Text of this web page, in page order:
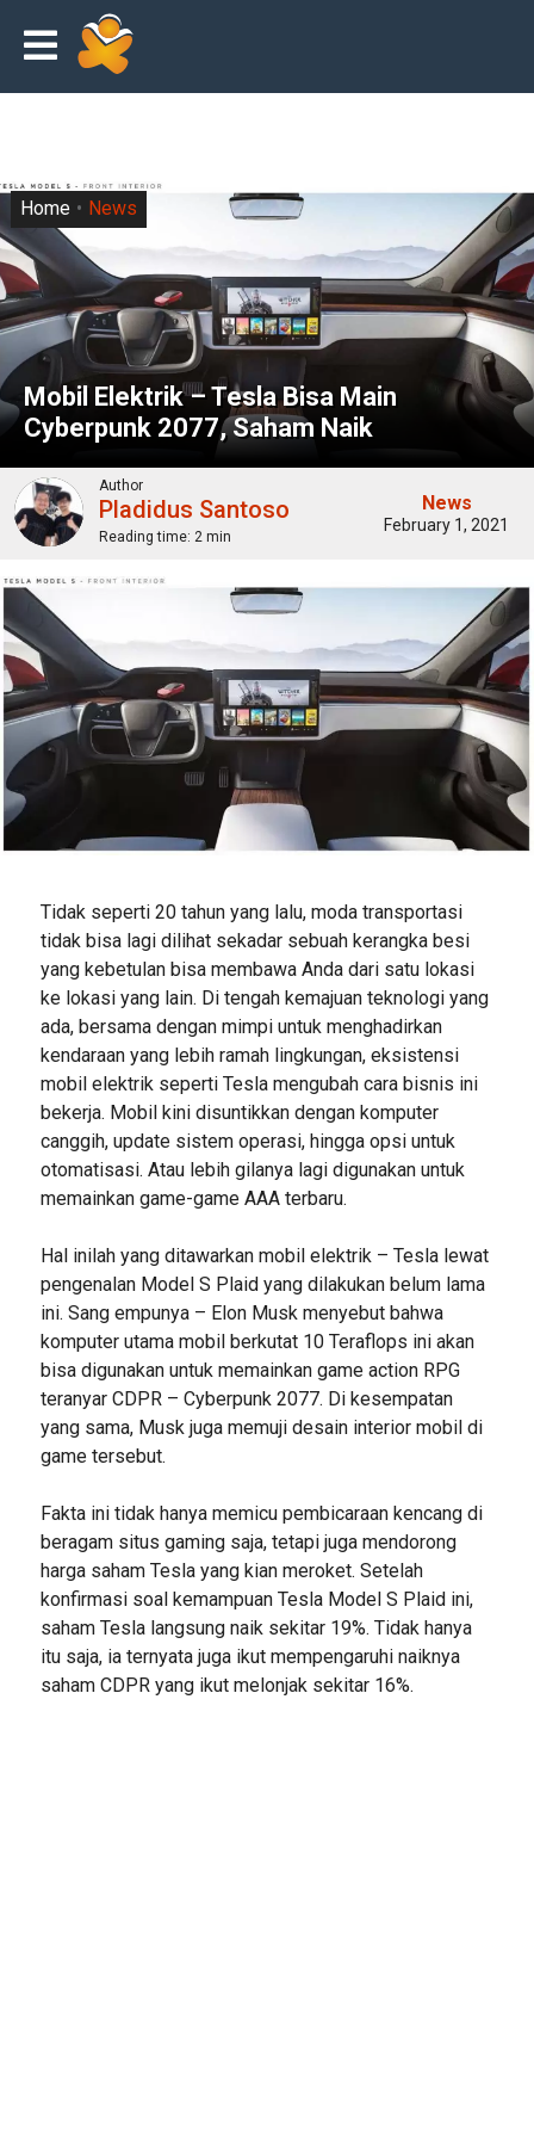
Mobil Elektrik – Tesla Bisa Main
Cyberpunk 2077, Saham Naik
Home News
Author
Pladidus Santoso
Reading time: 2 min
News
February 1, 2021
Tidak seperti 20 tahun yang lalu, moda transportasi
tidak bisa lagi dilihat sekadar sebuah kerangka besi
yang kebetulan bisa membawa Anda dari satu lokasi
ke lokasi yang lain. Di tengah kemajuan teknologi yang
ada, bersama dengan mimpi untuk menghadirkan
kendaraan yang lebih ramah lingkungan, eksistensi
mobil elektrik seperti Tesla mengubah cara bisnis ini
bekerja. Mobil kini disuntikkan dengan komputer
canggih, update sistem operasi, hingga opsi untuk
otomatisasi. Atau lebih gilanya lagi digunakan untuk
memainkan game-game AAA terbaru.
Hal inilah yang ditawarkan mobil elektrik – Tesla lewat
pengenalan Model S Plaid yang dilakukan belum lama
ini. Sang empunya – Elon Musk menyebut bahwa
komputer utama mobil berkutat 10 Teraflops ini akan
bisa digunakan untuk memainkan game action RPG
teranyar CDPR – Cyberpunk 2077. Di kesempatan
yang sama, Musk juga memuji desain interior mobil di
game tersebut.
Fakta ini tidak hanya memicu pembicaraan kencang di
beragam situs gaming saja, tetapi juga mendorong
harga saham Tesla yang kian meroket. Setelah
konfirmasi soal kemampuan Tesla Model S Plaid ini,
saham Tesla langsung naik sekitar 19%. Tidak hanya
itu saja, ia ternyata juga ikut mempengaruhi naiknya
saham CDPR yang ikut melonjak sekitar 16%.